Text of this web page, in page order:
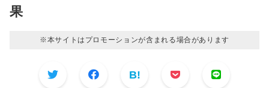
果
※本サイトはプロモーションが含まれる場合があります